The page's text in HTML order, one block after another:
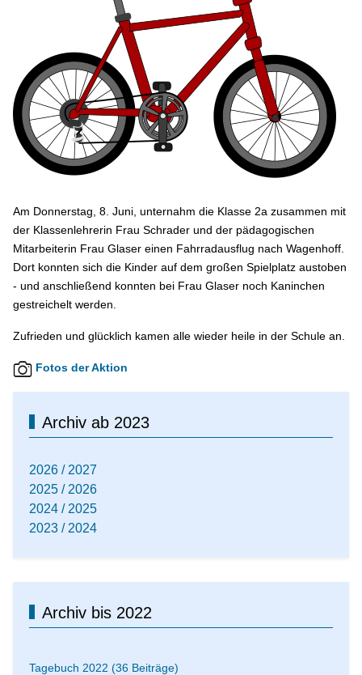
Am Donnerstag, 8. Juni, unternahm die Klasse 2a zusammen mit
der Klassenlehrerin Frau Schrader und der pädagogischen
Mitarbeiterin Frau Glaser einen Fahrradausflug nach Wagenhoff.
Dort konnten sich die Kinder auf dem großen Spielplatz austoben
- und anschließend konnten bei Frau Glaser noch Kaninchen
gestreichelt werden.
Zufrieden und glücklich kamen alle wieder heile in der Schule an.
Fotos der Aktion
Archiv ab 2023
2026 / 2027
2025 / 2026
2024 / 2025
2023 / 2024
Archiv bis 2022
Tagebuch 2022 (36 Beiträge)